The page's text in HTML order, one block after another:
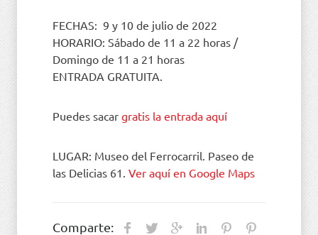
FECHAS: 9 y 10 de julio de 2022
HORARIO: Sábado de 11 a 22 horas /
Domingo de 11 a 21 horas
ENTRADA GRATUITA.
Puedes sacar gratis la entrada aquí
LUGAR: Museo del Ferrocarril. Paseo de
las Delicias 61 . Ver aquí en Google Maps
Comparte: